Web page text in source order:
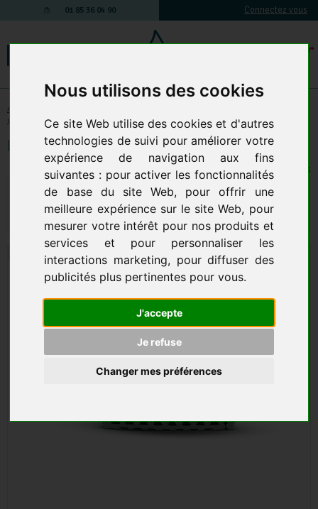
Nous utilisons des cookies
Ce site Web utilise des cookies et d'autres
technologies de suivi pour améliorer votre
expérience de navigation aux fins
suivantes : pour activer les fonctionnalités
de base du site Web, pour offrir une
meilleure expérience sur le site Web, pour
mesurer votre intérêt pour nos produits et
services et pour personnaliser les
interactions marketing, pour diffuser des
publicités plus pertinentes pour vous.
J'accepte
Je refuse
Changer mes préférences
01 85 36 04 90 Connectez vous
Accessoires et Composants
composants- Pistolet HP- Seul
Regulateur De Debit 1100L/H
1 EN STOCK
:
87,41 € HT 104,89 € TTC
AJOUTER AU PANIER